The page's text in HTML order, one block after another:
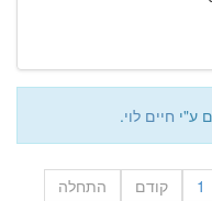
חיים לוי.
התחלה קודם 1